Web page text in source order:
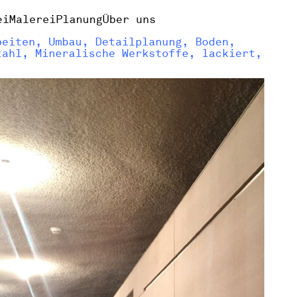
MalereiPlanungÜber uns
Umbau, Detailplanung, Boden,
Mineralische Werkstoffe, lackiert,